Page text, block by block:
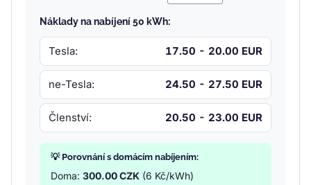
Náklady na nabíjení 50 kWh:
Tesla: 17.50 - 20.00 EUR
ne-Tesla: 24.50 - 27.50 EUR
Členství: 20.50 - 23.00 EUR
💡 Porovnání s domácím nabíjením:
Doma: 300.00 CZK (6 Kč/kWh)